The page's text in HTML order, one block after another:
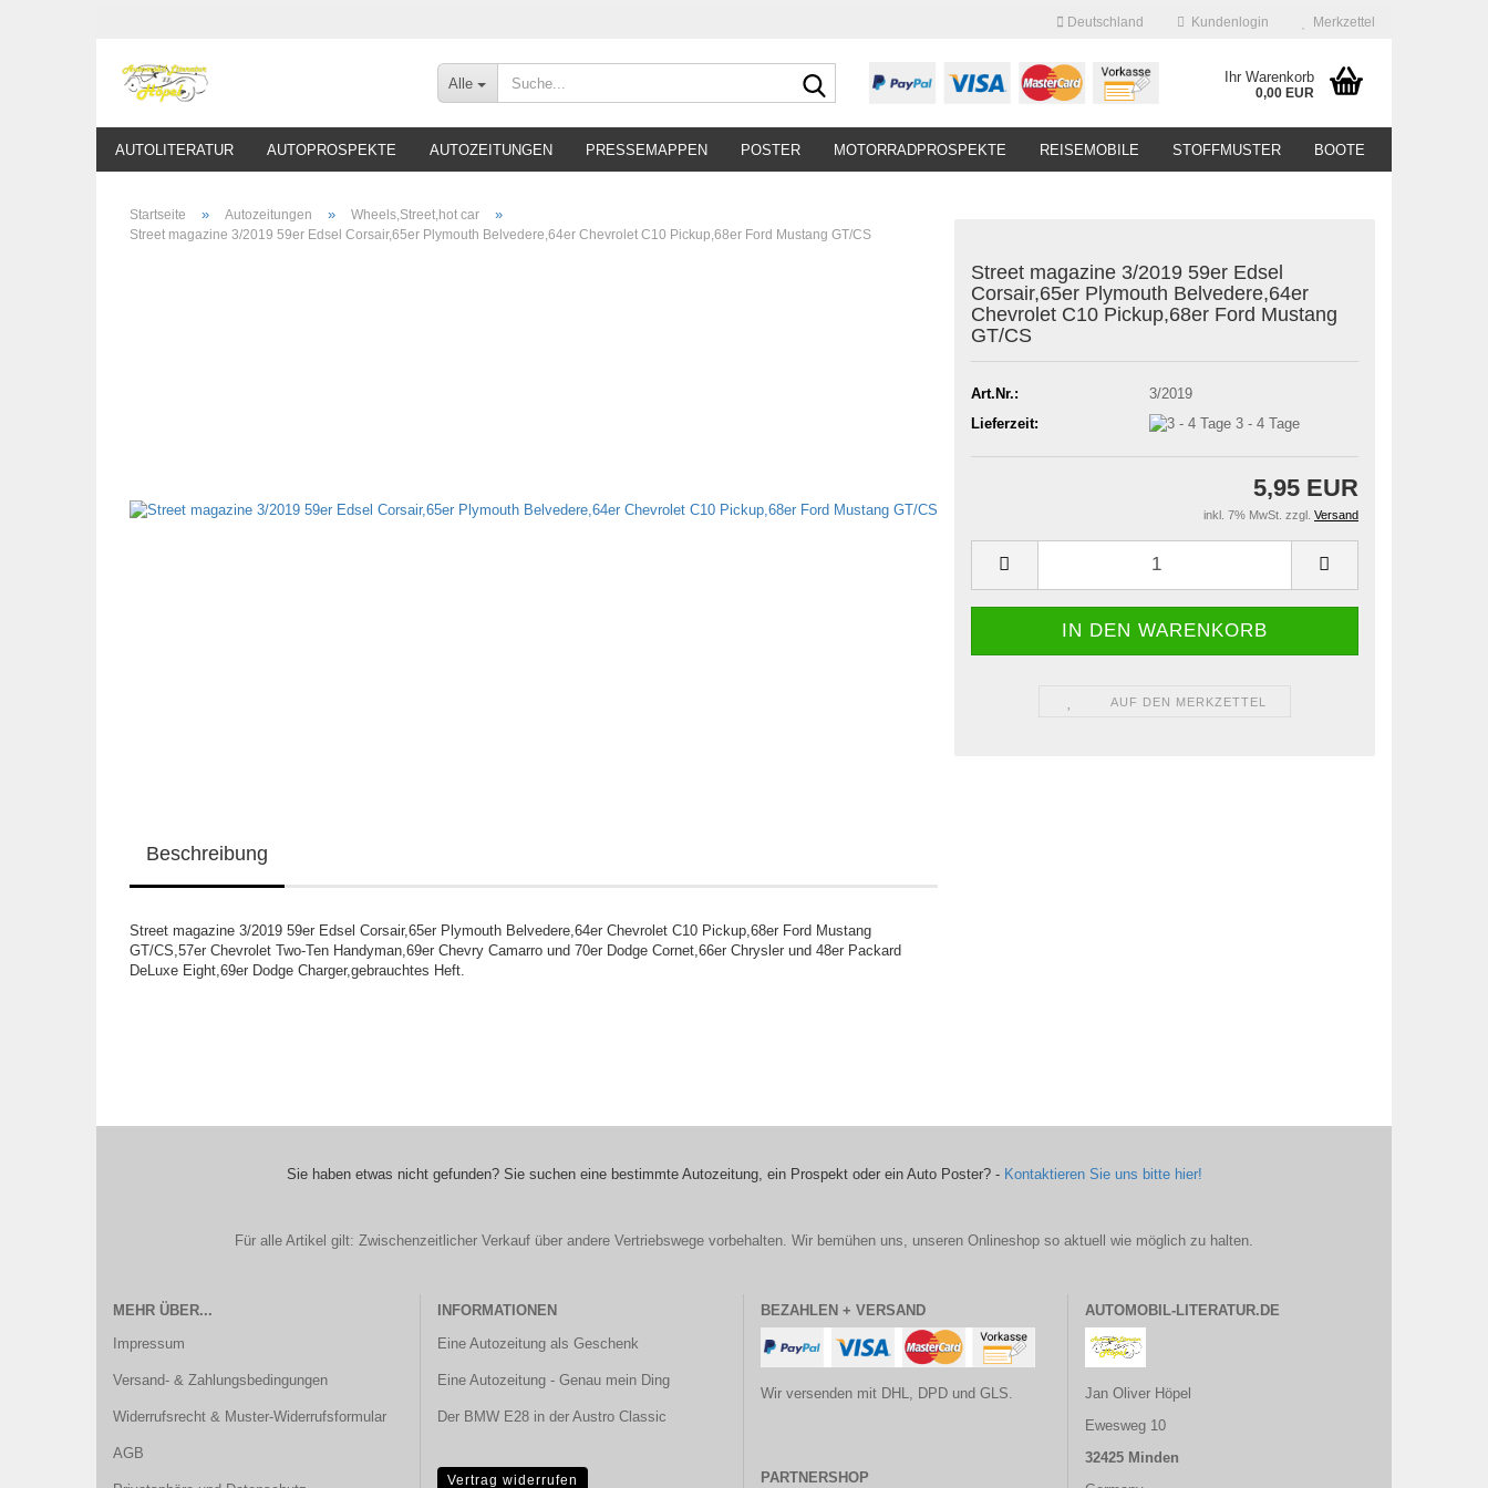
Deutschland Kundenlogin Merkzettel
Alle
Suche... Ihr Warenkorb
0,00 EUR
AUTOLITERATUR AUTOPROSPEKTE AUTOZEITUNGEN PRESSEMAPPEN POSTER MOTORRADPROSPEKTE REISEMOBILE STOFFMUSTER BOOTE
Startseite » Autozeitungen » Wheels,Street,hot car »
Street magazine 3/2019 59er Edsel Corsair,65er Plymouth Belvedere,64er Chevrolet C10 Pickup,68er Ford Mustang GT/CS
Street magazine 3/2019 59er Edsel
Corsair,65er Plymouth Belvedere,64er
Chevrolet C10 Pickup,68er Ford Mustang
GT/CS
Art.Nr.:
3/2019
Lieferzeit:
3 - 4 Tage
5,95 EUR
inkl. 7% MwSt. zzgl. Versand
AUF DEN MERKZETTEL
Beschreibung
Street magazine 3/2019 59er Edsel Corsair,65er Plymouth Belvedere,64er Chevrolet C10 Pickup,68er Ford Mustang
GT/CS,57er Chevrolet Two-Ten Handyman,69er Chevry Camarro und 70er Dodge Cornet,66er Chrysler und 48er Packard
DeLuxe Eight,69er Dodge Charger,gebrauchtes Heft.
Sie haben etwas nicht gefunden? Sie suchen eine bestimmte Autozeitung, ein Prospekt oder ein Auto Poster? - Kontaktieren Sie uns bitte hier!
Für alle Artikel gilt: Zwischenzeitlicher Verkauf über andere Vertriebswege vorbehalten. Wir bemühen uns, unseren Onlineshop so aktuell wie möglich zu halten.
MEHR ÜBER...
Impressum
Versand- & Zahlungsbedingungen
Widerrufsrecht & Muster-Widerrufsformular
AGB
INFORMATIONEN
Eine Autozeitung als Geschenk
Eine Autozeitung - Genau mein Ding
Der BMW E28 in der Austro Classic
Vertrag widerrufen
BEZAHLEN + VERSAND
Wir versenden mit DHL, DPD und GLS.
PARTNERSHOP
AUTOMOBIL-LITERATUR.DE
Jan Oliver Höpel
Ewesweg 10
32425 Minden